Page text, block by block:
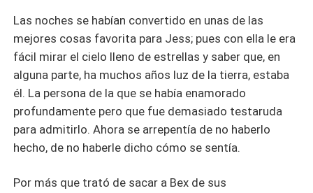
Las noches se habían convertido en unas de las
mejores cosas favorita para Jess; pues con ella le era
fácil mirar el cielo lleno de estrellas y saber que, en
alguna parte, ha muchos años luz de la tierra, estaba
él. La persona de la que se había enamorado
profundamente pero que fue demasiado testaruda
para admitirlo. Ahora se arrepentía de no haberlo
hecho, de no haberle dicho cómo se sentía.
Por más que trató de sacar a Bex de sus